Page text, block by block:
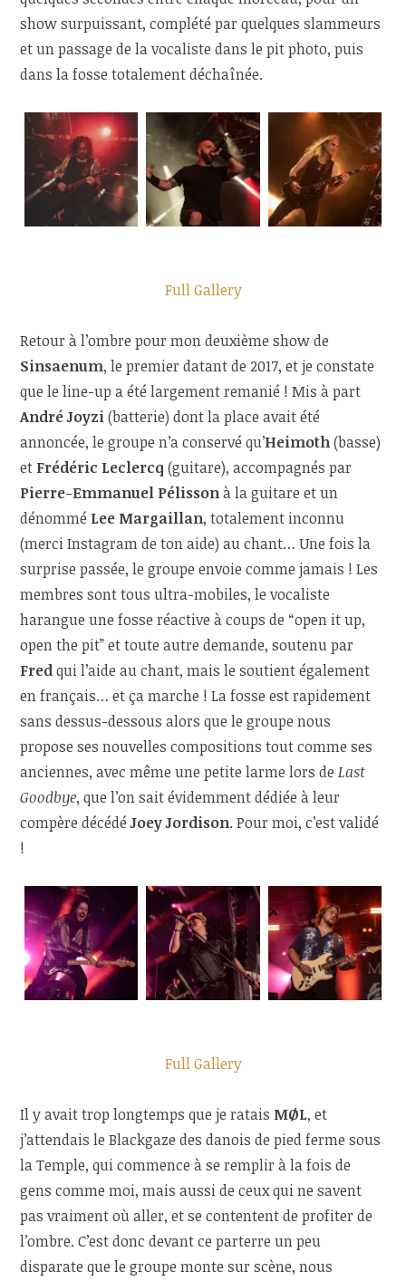
show surpuissant, complété par quelques slammeurs
et un passage de la vocaliste dans le pit photo, puis
dans la fosse totalement déchaînée.
Full Gallery
Retour à l’ombre pour mon deuxième show de
Sinsaenum, le premier datant de 2017, et je constate
que le line-up a été largement remanié ! Mis à part
André Joyzi(batterie) dont la place avait été
annoncée, le groupe n’a conservé qu’Heimoth(basse)
et Frédéric Leclercq (guitare), accompagnés par
Pierre-Emmanuel Pélissonà la guitare et un
dénommé Lee Margaillan, totalement inconnu
(merci Instagram de ton aide) au chant… Une fois la
surprise passée, le groupe envoie comme jamais ! Les
membres sont tous ultra-mobiles, le vocaliste
harangue une fosse réactive à coups de “open it up,
open the pit” et toute autre demande, soutenu par
Fredqui l’aide au chant, mais le soutient également
en français… et ça marche ! La fosse est rapidement
sans dessus-dessous alors que le groupe nous
propose ses nouvelles compositions tout comme ses
anciennes, avec même une petite larme lors deLast
Goodbye, que l’on sait évidemment dédiée à leur
compère décédéJoey Jordison. Pour moi, c’est validé
!
Full Gallery
Il y avait trop longtemps que je ratais MØL, et
j’attendais le Blackgaze des danois de pied ferme sous
la Temple, qui commence à se remplir à la fois de
gens comme moi, mais aussi de ceux qui ne savent
pas vraiment où aller, et se contentent de profiter de
l’ombre. C’est donc devant ce parterre un peu
disparate que le groupe monte sur scène, nous